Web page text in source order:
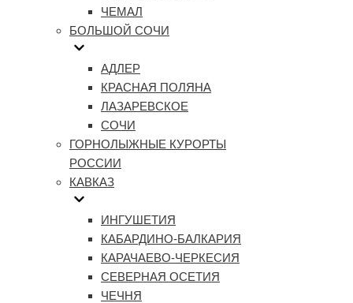
ЧЕМАЛ
БОЛЬШОЙ СОЧИ
АДЛЕР
КРАСНАЯ ПОЛЯНА
ЛАЗАРЕВСКОЕ
СОЧИ
ГОРНОЛЫЖНЫЕ КУРОРТЫ
РОССИИ
КАВКАЗ
ИНГУШЕТИЯ
КАБАРДИНО-БАЛКАРИЯ
КАРАЧАЕВО-ЧЕРКЕСИЯ
СЕВЕРНАЯ ОСЕТИЯ
ЧЕЧНЯ